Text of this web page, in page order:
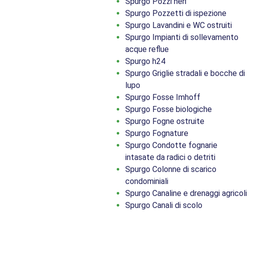
Spurgo Pozzetti di ispezione
Spurgo Lavandini e WC ostruiti
Spurgo Impianti di sollevamento
acque reflue
Spurgo h24
Spurgo Griglie stradali e bocche di
lupo
Spurgo Fosse Imhoff
Spurgo Fosse biologiche
Spurgo Fogne ostruite
Spurgo Fognature
Spurgo Condotte fognarie
intasate da radici o detriti
Spurgo Colonne di scarico
condominiali
Spurgo Canaline e drenaggi agricoli
Spurgo Canali di scolo